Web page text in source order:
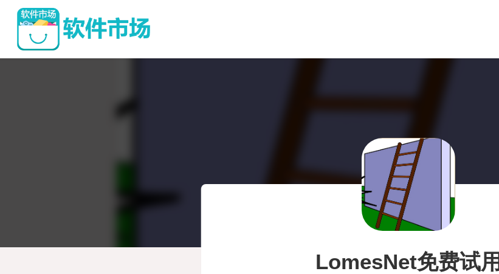
LomesNet免费试用